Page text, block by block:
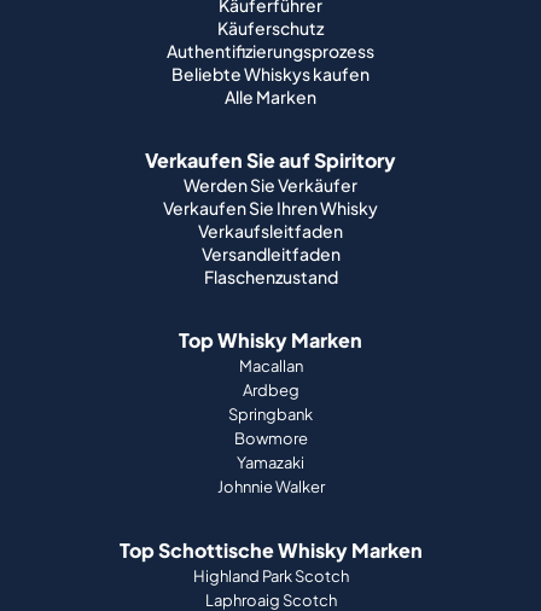
Käuferführer
Käuferschutz
Authentifizierungsprozess
Beliebte Whiskys kaufen
Alle Marken
Verkaufen Sie auf Spiritory
Werden Sie Verkäufer
Verkaufen Sie Ihren Whisky
Verkaufsleitfaden
Versandleitfaden
Flaschenzustand
Top Whisky Marken
Macallan
Ardbeg
Springbank
Bowmore
Yamazaki
Johnnie Walker
Top Schottische Whisky Marken
Highland Park Scotch
Laphroaig Scotch